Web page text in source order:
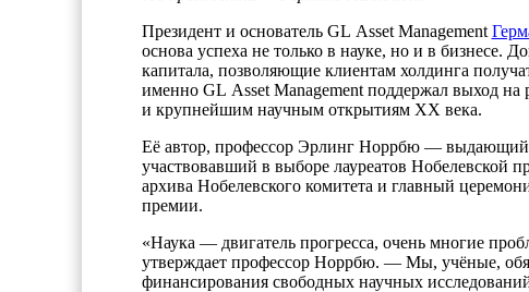
Президент и основатель GL Asset Management
основа успеха не только в науке, но и в бизнесе.
капитала, позволяющие клиентам холдинга
именно GL Asset Management поддержал выход
и крупнейшим научным открытиям XX века.
Её автор, профессор Эрлинг Норрбю —
участвовавший в выборе лауреатов Нобелевской
архива Нобелевского комитета и главный
премии.
«Наука — двигатель прогресса, очень многие
утверждает профессор Норрбю. — Мы, учёные,
финансирования свободных научных